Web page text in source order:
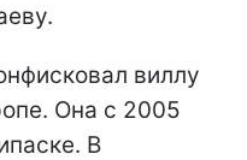
виллу
Она с 2005
В